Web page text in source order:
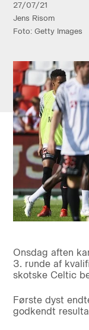
27/07/21
Jens Risom
Foto: Getty Images
Onsdag aften
3. runde af
skotske Celtic
Første dyst
godkendt